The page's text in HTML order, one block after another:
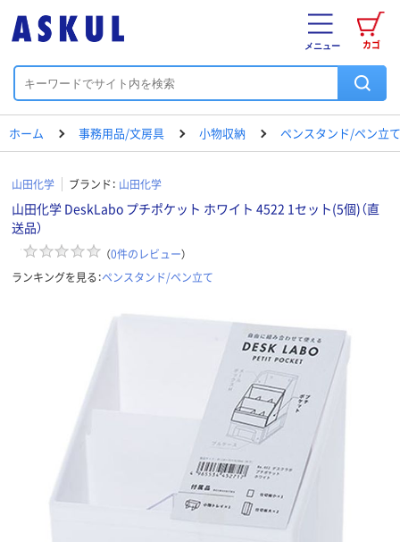
カゴ
メニュー
ホーム 事務用品/文房具 小物収納 ペンスタンド/ペン立て
山田化学 ブランド： 山田化学
山田化学 DeskLabo プチポケット ホワイト 4522 1セット(5個)（直
送品）
（0件のレビュー）
ランキングを見る：ペンスタンド/ペン立て